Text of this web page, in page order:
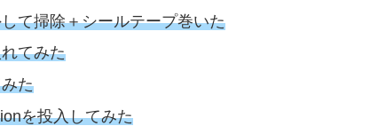
て掃除＋シールテープ巻いた
てみた
た
を投入してみた